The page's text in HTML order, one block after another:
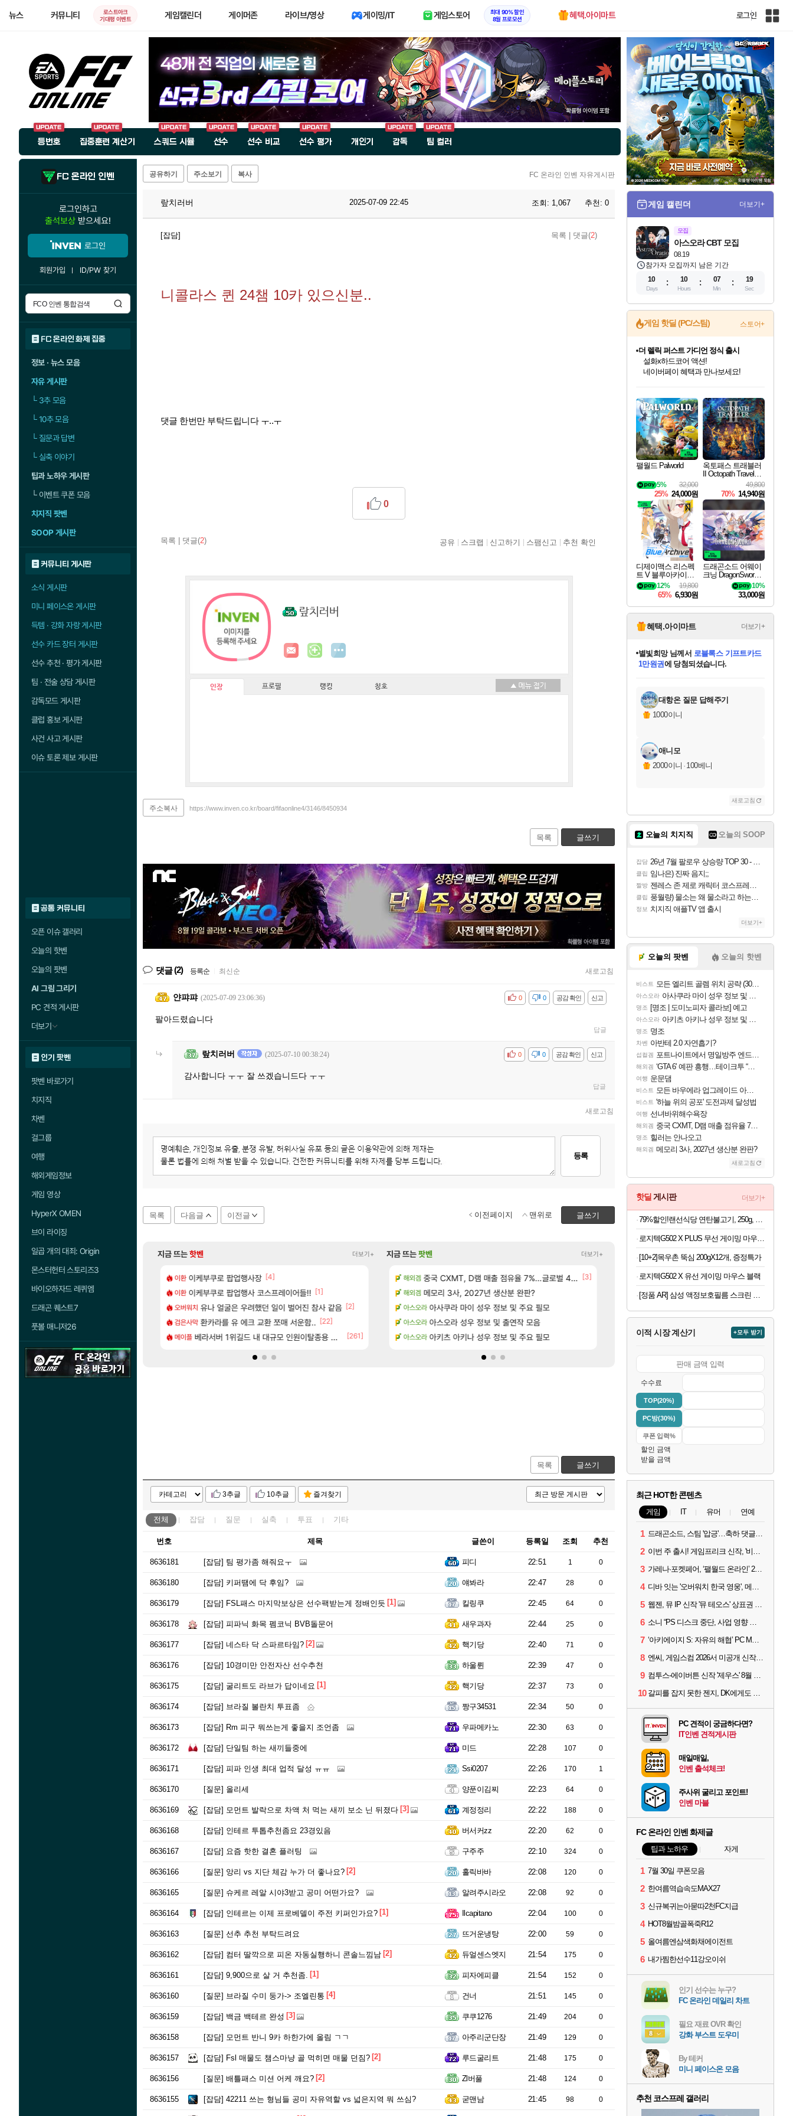
뉴스 커뮤니티
로스트아크
기대평 이벤트
게임캘린더 게이머존 라이브/영상 게이밍/IT 게임스토어
최대 90% 할인
8월 프로모션
혜택.아이마트 로그인
인
사
이
트
맵
등번호 집중훈련 계산기 스쿼드 시뮬 선수 선수 비교 선수 평가 개인기 감독 팀 컬러
FC 온라인 인벤
로그인하고
출석보상 받으세요!
로그인
회원가입 ID/PW 찾기
FC 온라인 화제 집중
정보 · 뉴스 모음
자유 게시판
└3추 모음
└10추 모음
└질문과 답변
└실축 이야기
팁과 노하우 게시판
└이벤트 쿠폰 모음
치지직 팟벤
SOOP 게시판
커뮤니티 게시판
소식 게시판
미니 페이스온 게시판
득템 · 강화 자랑 게시판
선수 카드 장터 게시판
선수 추천 · 평가 게시판
팀 · 전술 상담 게시판
감독모드 게시판
클럽 홍보 게시판
사건 사고 게시판
이슈 토론 제보 게시판
공통 커뮤니티
오픈 이슈 갤러리
오늘의 핫벤
오늘의 팟벤
AI 그림 그리기
PC 견적 게시판
더보기
인기 팟벤
팟벤 바로가기
치지직
차벤
걸그룹
여행
해외게임정보
게임 영상
HyperX OMEN
브이 라이징
일곱 개의 대죄: Origin
몬스터헌터 스토리즈3
바이오하자드 레퀴엠
드래곤 퀘스트7
풋볼 매니저26
공유하기 주소보기 복사 FC 온라인 인벤 자유게시판
랖치러버 2025-07-09 22:45 조회: 1,067 추천: 0
[잡담] 목록 댓글(2)
니콜라스 퀸 24챔 10카 있으신분..
댓글 한번만 부탁드립니다 ㅜ..ㅜ
목록 댓글(2)
0
공유 스크랩 신고하기 스팸신고 추천 확인
랖치러버
인장 프로필 랭킹 칭호
주소복사 https://www.inven.co.kr/board/fifaonline4/3146/8450934
목록 글쓰기
댓글(2) 등록순 최신순 새로고침
얀퍄퍄 (2025-07-09 23:06:36) 신고
공감 확인
비공감 0
0
팔아드렸습니다
답글
랖치러버 (2025-07-10 00:38:24) 신고
공감 확인
비공감 0
0
감사합니다 ㅜㅜ 잘 쓰겠습니드다 ㅜㅜ
답글
새로고침
등록
목록 다음글 이전글 글쓰기
이전페이지 맨위로
지금 뜨는핫벤 더보기+
아 와우 [28]
억 부자 아니였음?? [56]
왔습니다 [73]
이환 이케부쿠로 팝업행사장 [4]
이환 이케부쿠로 팝업행사 코스프레이어들!! [1]
오버워치 유나 얼굴은 우려했던 일이 벌어진 참사 같음 [2]
검은사막 환카라를 유 에크 교환 쪼매 서운함.. [22]
메이플 베라서버 1위길드 내 대규모 인원이탈종용 추정사건 [261]
검은사막 펄없의 퍼주는듯하면서 악랄한 BM 설계 [24]
리니지M 주말패키지 결과..... [5]
오버워치 D.mon 스킬셋 나왔다 [5]
SOL 영웅무기도안 제작 질문
메이플 환산 13만 스펙으로 삐져서 매주 수로 10만점 치고있으면 ㅋㅋ
검은사막 중상유저들 [15]
결국 돌고 돌아 와우 [28]
메이플
아이고... 길드내에서 쿠데타 일어났네 [83]
지금 뜨는팟벤 더보기+
일 넷플릭스에서 예고편 공개 예정
내] 남해 독일마을 [1]
리트 골렘 위치 공략 (30개) - 방랑 결투가
아스오라 카가미하라 하루 성우 정보 및 주요 필모
비스트 모든 요리/작물 책 획득 위치 공략 (36개) - 미식가 도전과제
차벤 아반테 2.0 자연흡기? [1]
섭컬겜 무한대 아난타 유출과 앞으로의 예상 (루머)
PV 라스트 에포크 시즌5 - 서리화신의 분노 티저
해외겜 중국 CXMT, D램 매출 점유율 7%…글로벌 4위로 부상
[3]
해외겜 메모리 3사, 2027년 생산분 완판?
아스오라 아사쿠라 마이 성우 정보 및 주요 필모
아스오라 아스오라 성우 정보 및 출연작 모음
아스오라 아키츠 아키나 성우 정보 및 주요 필모
선녀바위해수욕장
GTA6 8월 28일 넷플릭스에서 예고편 공개 예정
여행
비스트
모든 엘리트 골렘 위치 공략 (30개) - 방랑 결
비스트 모든 바우에라 업그레이드 아이템 획득 위치 공략 (89
목록 글쓰기
3추글 10추글 즐겨찾기
전체 잡담 질문 실축 투표 기타
번호 제목 글쓴이 등록일 조회 추천
8636181 [잡담] 팀 평가좀 해줘요ㅜ 피디 22:51 1 0
8636180 [잡담] 키퍼땜에 닥 후임? 얘봐라 22:47 28 0
8636179 [잡담] FSL패스 마지막보상은 선수팩받는게 정배인듯 [1] 킬링쿠 22:45 64 0
8636178 [잡담] 피파닉 화목 펨코닉 BVB돌문어 새우과자 22:44 25 0
8636177 [잡담] 네스타 닥 스파르타임? [2] 핵기당 22:40 71 0
8636176 [잡담] 10경미만 안전자산 선수추천 하울륀 22:39 47 0
8636175 [잡담] 굴리트도 라브가 답이네요 [1] 핵기당 22:37 73 0
8636174 [잡담] 브라질 볼란치 투표좀 짱구34531 22:34 50 0
8636173 [잡담] Rm 피구 뭐쓰는게 좋을지 조언좀 우파메카노 22:30 63 0
8636172 [잡담] 단일팀 하는 새끼들중에 미드 22:28 107 0
8636171 [잡담] 피파 인생 최대 업적 달성 ㅠㅠ Ssi0207 22:26 170 1
8636170 [질문] 올리세 양푼이김찌 22:23 64 0
8636169 [잡담] 모먼트 발락으로 차액 처 먹는 새끼 보소 닌 뒤졌다 [3] 계정정리 22:22 188 0
8636168 [잡담] 인테르 투톱추천좀요 23경있음 버서커zz 22:20 62 0
8636167 [잡담] 요즘 핫한 결혼 플러팅 구주주 22:10 324 0
8636166 [질문] 앙리 vs 지단 체감 누가 더 좋나요? [2] 홀릭바바 22:08 120 0
8636165 [질문] 슈케르 레알 시야3받고 공미 어떤가요? 알려주시라오 22:08 92 0
8636164 [잡담] 인테르는 이제 프로베델이 주전 키퍼인가요? [1] Ilcapitano 22:04 100 0
8636163 [질문] 선추 추천 부탁드려요 뜨거운냉탕 22:00 59 0
8636162 [잡담] 컴터 딸깍으로 피온 자동실행하니 콘솔느낌남 [2] 듀얼센스엣지 21:54 175 0
8636161 [잡담] 9,900으로 살 거 추천좀. [1] 피자에피클 21:54 152 0
8636160 [질문] 브라질 수미 둥가-> 조엘린통 [4] 건너 21:51 145 0
8636159 [잡담] 백금 백테르 완성 [3] 쿠쿠1276 21:49 204 0
8636158 [잡담] 모먼트 반니 9카 하한가에 올림 ㄱㄱ 아주리군단장 21:49 129 0
8636157 [잡담] Fsl 매물도 챔스마냥 골 먹히면 매물 던짐? [2] 루드굴리트 21:48 175 0
8636156 [질문] 배틀패스 미션 어케 깨요? [2] Zl버풀 21:48 124 0
8636155 [잡담] 42211 쓰는 형님들 공미 자유역할 vs 넓은지역 뭐 쓰심? 굳맨남 21:45 98 0
게임 캘린더 더보기+
모집
08.19
아스오라 CBT 모집
참가자 모집까지 남은 기간
10
Days
10
Hours
07
Min
18
Sec
게임 핫딜 (PC/스팀) 스토어+
최대 90% 할인가를 만나보세요!
네이버혜택과 함께 만나보세요!
50%할인&추가 적립까지!
네이버 포인트 혜택까지!
이니&베니 혜택까지!
네이버 혜택가와 함께 예약하세요!
할인&네이버혜택으로 만나보세요!
더 렐릭 퍼스트 가디언 정식 출시
설화x하드코어 액션!
네이버페이 혜택과 만나보세요!
40주년 프로모션으로 만나보세요!
할인가에 만나보세요!
일부 에디션 상시 할인!
혜택으로 예약 판매 중
편안하게 충전하세요
팰월드 Palworld
32,000
5%
25% 24,000원
옥토패스 트래블러
II Octopath Traveler I
49,800
70% 14,940원
디제이맥스 리스펙
트 V 블루아카이브
팩 DJMAX RESPE
CT V Blue Archive P
ack DLC
19,800
12%
65% 6,930원
드래곤소드 어웨이
크닝 DragonSword A
10%
33,000원
혜택.아이마트 더보기+
교환.
당첨되셨습니다.
당첨되셨습니다.
당첨되셨습니다.
별빛희망님께서 로블록스 기프트카드
1만원권에 당첨되셨습니다.
당첨되셨습니다.
당첨되셨습니다.
당첨되셨습니다.
당첨되셨습니다.
에디션 (스팀코드)를 교환.
당첨되셨습니다.
대항온 질문 답해주기
1000이니
애니모
2000이니 · 100베니
새로고침
오늘의 치지직 오늘의 SOOP
잡담 26년 7월 팔로우 상승량 TOP 30 - 월간 치지직
클립 임나은) 진짜 음지;;
짤방 젠레스 존 제로 캐릭터 코스프레한 꽁주
클립 풍월량) 물소는 왜 물소라고 하는거야? 아! 그만 ㅋㅋ 알았어 ㅋㅋ
정보 치지직 애플TV 앱 출시
더보기+
오늘의 팟벤 오늘의 핫벤
비스트 모든 엘리트 골렘 위치 공략 (30개) - 방랑 결투가
아스오라 아사쿠라 마이 성우 정보 및 주요 필모
명조 [명조 | 도미노피자 콜라보] 예고
아스오라 아키츠 아키나 성우 정보 및 주요 필모
명조 명조
차벤 아반테 2.0 자연흡기?
섭컬겜 포트나이트에서 명일방주 엔드필드 [펠리카] 판매 예정
해외겜 ‘GTA 6’ 예판 흥행…테이크투 “내부 예상 크게 넘어”
여행 운문댐
비스트 모든 바우에라 업그레이드 아이템 획득 위치 공략 (89개)
비스트 '하늘 위의 공포' 도전과제 달성법
여행 선녀바위해수욕장
해외겜 중국 CXMT, D램 매출 점유율 7%…글로벌 4위로 부상
명조 힐러는 안나오고
해외겜 메모리 3사, 2027년 생산분 완판?
새로고침
핫딜 게시판 더보기+
[10+2]목우촌 뚝심 200gX12개, 증정특가
로지텍G502 X 유선 게이밍 마우스 블랙
[정품 AR] 삼성 액정보호필름 스크린 프로텍터 갤럭시Z 폴드8 울트라, 2매입
이적 시장 계산기 +모두 받기
수수료
TOP(20%)
PC방(30%)
할인 금액
받을 금액
최근 HOT한 콘텐츠
게임 IT 유머 연예
1 드래곤소드, 스팀 '압긍'…축하 댓글 달고 게임 코드 받자!
2 이번 주 출시! 게임프리크 신작, '비스트 오브 리인카네이션'
3 가레나·포켓페어, ‘팰월드 온라인’ 2026년 출시 예고
4 디바 잇는 '오버워치 한국 영웅', 메카 파일럿 디몬 나온다
5 웹젠, 뮤 IP 신작 '뮤 테오스' 상표권 출원
6 소니 “PS 디스크 중단, 사업 영향 없다”
7 ‘아키에이지 S: 자유의 해협’ PC MMORPG로 개발한다
8 엔씨, 게임스컴 2026서 미공개 신작 최초 공개
9 컴투스-에이버튼 신작 '제우스' 8월 26일 출시…"모두를 위한 경쟁"
10 갈피를 잡지 못한 젠지, DK에게도 0:2 패배
PC 견적이 궁금하다면?
IT인벤 견적게시판
매일매일,
인벤 출석체크!
주사위 굴리고 포인트!
인벤 마블
FC 온라인 인벤 화제글
팁과 노하우 자게
1 7월 30일 쿠폰모음
2 한여름역습속도MAX27
3 신규복귀는아묻따2천FC지급
4 HOT8월밤골폭죽R12
5 올여름엔삼색화채에이전트
6 내가찜한선수11강오이쉬
인기 선수는 누구?
FC 온라인 데일리 차트
필요 재료 OVR 확인
강화 부스트 도우미
By 테커
미니 페이스온 모음
추천 코스프레 갤러리